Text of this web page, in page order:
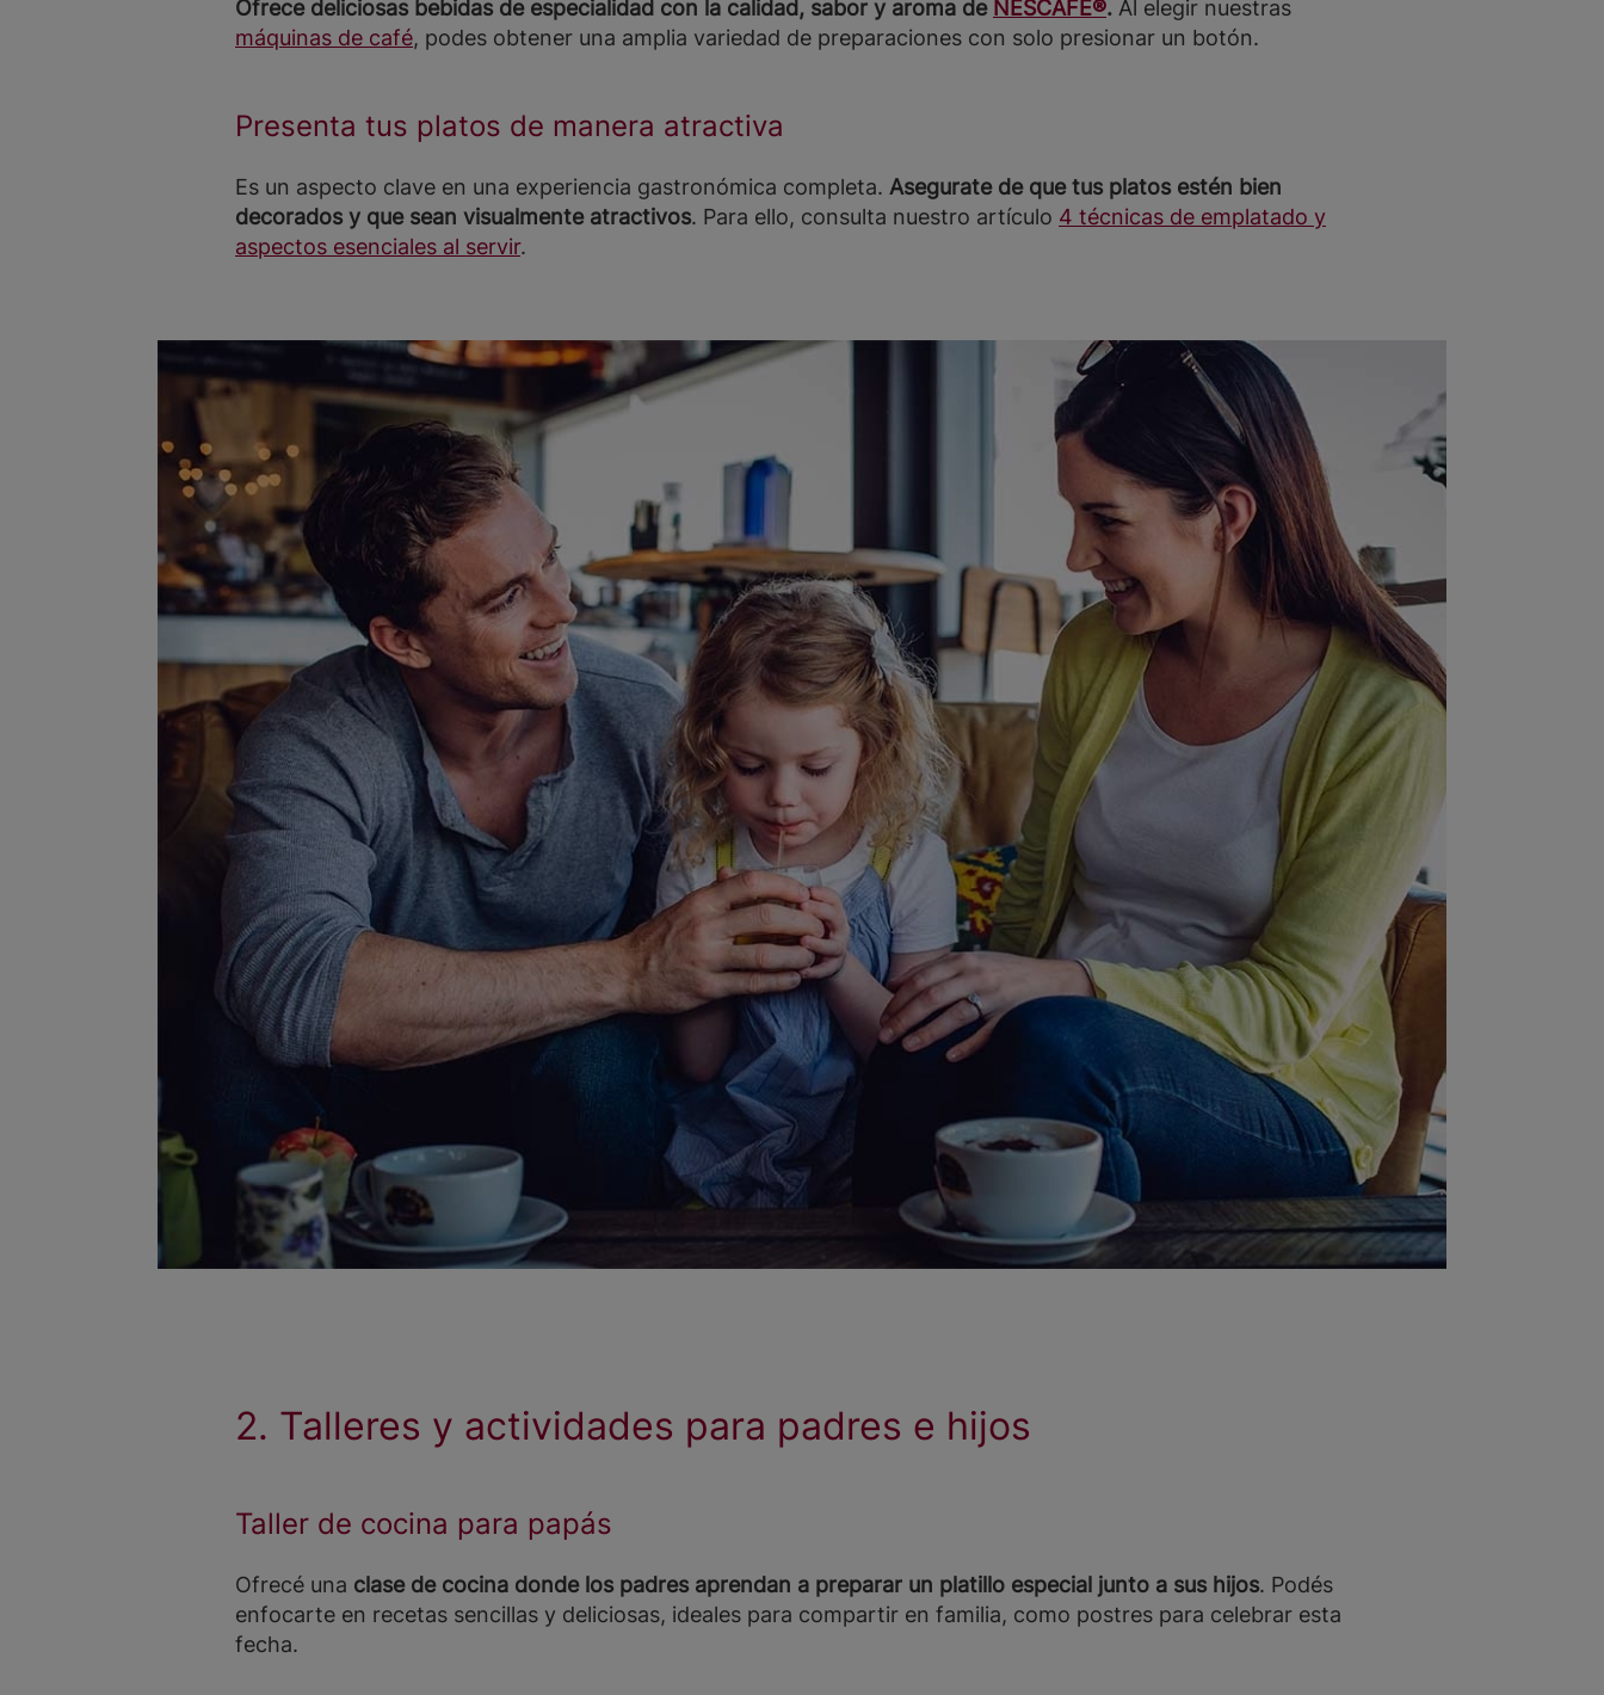
Ofrece deliciosas bebidas de especialidad con la calidad, sabor y aroma de NESCAFÉ®. Al elegir nuestras
máquinas de café, podes obtener una amplia variedad de preparaciones con solo presionar un botón.
Presenta tus platos de manera atractiva
Es un aspecto clave en una experiencia gastronómica completa. Asegurate de que tus platos estén bien
decorados y que sean visualmente atractivos. Para ello, consulta nuestro artículo 4 técnicas de emplatado y
aspectos esenciales al servir.
2. Talleres y actividades para padres e hijos
Taller de cocina para papás
Ofrecé una clase de cocina donde los padres aprendan a preparar un platillo especial junto a sus hijos. Podés
enfocarte en recetas sencillas y deliciosas, ideales para compartir en familia, como postres para celebrar esta
fecha.